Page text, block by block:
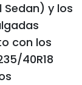
y los
con los
40R18